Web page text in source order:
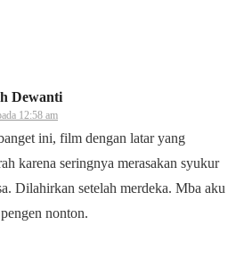
Dewanti
12:58 am
ini, film dengan latar yang
karena seringnya merasakan syukur
Dilahirkan setelah merdeka. Mba aku
nonton.